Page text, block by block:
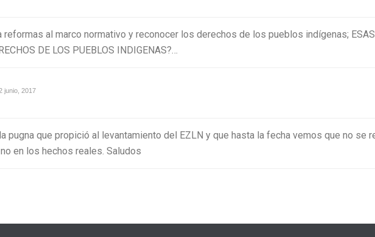
al marco normativo y reconocer los derechos de los pueblos indígenas; ESAS
DE LOS PUEBLOS INDIGENAS?…
junio, 2017
pugna que propició al levantamiento del EZLN y que hasta la fecha vemos que no se
en los hechos reales. Saludos